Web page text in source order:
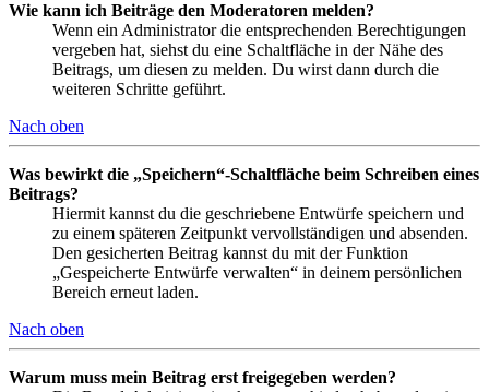
Wie kann ich Beiträge den Moderatoren melden?
Wenn ein Administrator die entsprechenden Berechtigungen
vergeben hat, siehst du eine Schaltfläche in der Nähe des
Beitrags, um diesen zu melden. Du wirst dann durch die
weiteren Schritte geführt.
Nach oben
Was bewirkt die „Speichern“-Schaltfläche beim Schreiben eines
Beitrags?
Hiermit kannst du die geschriebene Entwürfe speichern und
zu einem späteren Zeitpunkt vervollständigen und absenden.
Den gesicherten Beitrag kannst du mit der Funktion
„Gespeicherte Entwürfe verwalten“ in deinem persönlichen
Bereich erneut laden.
Nach oben
Warum muss mein Beitrag erst freigegeben werden?